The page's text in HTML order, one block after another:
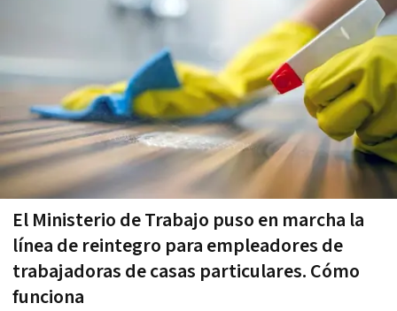
El Ministerio de Trabajo puso en marcha la
línea de reintegro para empleadores de
trabajadoras de casas particulares. Cómo
funciona